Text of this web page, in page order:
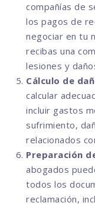
compañías de
los pagos de
negociar en tu
recibas una
lesiones y
Cálculo de
calcular
incluir gastos
sufrimiento,
relacionados
Preparación
abogados
todos los
reclamación,